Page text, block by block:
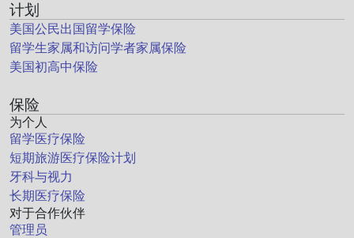
计划
美国公民出国留学保险
留学生家属和访问学者家属保险
美国初高中保险
保险
为个人
留学医疗保险
短期旅游医疗保险计划
牙科与视力
长期医疗保险
对于合作伙伴
管理员